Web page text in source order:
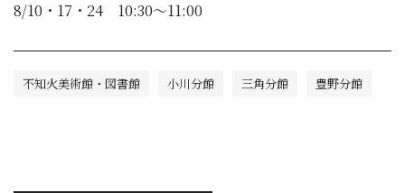
8/10・17・24 10:30～11:00
不知火美術館・図書館 小川分館 三角分館 豊野分館